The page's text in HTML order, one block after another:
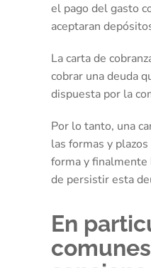
el pago del gasto
aceptaran
La carta de
cobrar una deuda
dispuesta por la
Por lo tanto, una
las formas y
forma y finalmente
de persistir esta
En